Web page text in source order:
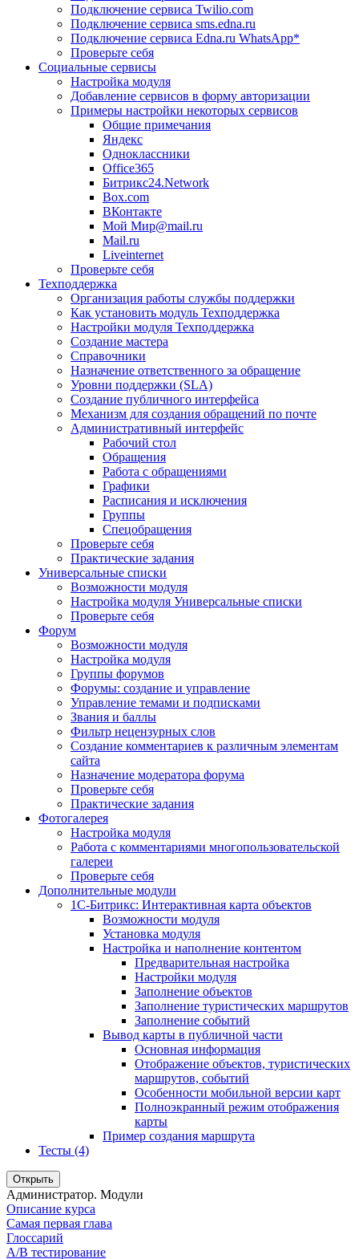
Подключение сервиса Twilio.com
Подключение сервиса sms.edna.ru
Подключение сервиса Edna.ru WhatsApp*
Проверьте себя
Социальные сервисы
Настройка модуля
Добавление сервисов в форму авторизации
Примеры настройки некоторых сервисов
Общие примечания
Яндекс
Одноклассники
Office365
Битрикс24.Network
Box.com
ВКонтакте
Мой Мир@mail.ru
Mail.ru
Liveinternet
Проверьте себя
Техподдержка
Организация работы службы поддержки
Как установить модуль Техподдержка
Настройки модуля Техподдержка
Создание мастера
Справочники
Назначение ответственного за обращение
Уровни поддержки (SLA)
Создание публичного интерфейса
Механизм для создания обращений по почте
Административный интерфейс
Рабочий стол
Обращения
Работа с обращениями
Графики
Расписания и исключения
Группы
Спецобращения
Проверьте себя
Практические задания
Универсальные списки
Возможности модуля
Настройка модуля Универсальные списки
Проверьте себя
Форум
Возможности модуля
Настройка модуля
Группы форумов
Форумы: создание и управление
Управление темами и подписками
Звания и баллы
Фильтр нецензурных слов
Создание комментариев к различным элементам
сайта
Назначение модератора форума
Проверьте себя
Практические задания
Фотогалерея
Настройка модуля
Работа с комментариями многопользовательской
галереи
Проверьте себя
Дополнительные модули
1С-Битрикс: Интерактивная карта объектов
Возможности модуля
Установка модуля
Настройка и наполнение контентом
Предварительная настройка
Настройки модуля
Заполнение объектов
Заполнение туристических маршрутов
Заполнение событий
Вывод карты в публичной части
Основная информация
Отображение объектов, туристических
маршрутов, событий
Особенности мобильной версии карт
Полноэкранный режим отображения
карты
Пример создания маршрута
Тесты (4)
Открыть
Администратор. Модули
Описание курса
Самая первая глава
Глоссарий
A/B тестирование